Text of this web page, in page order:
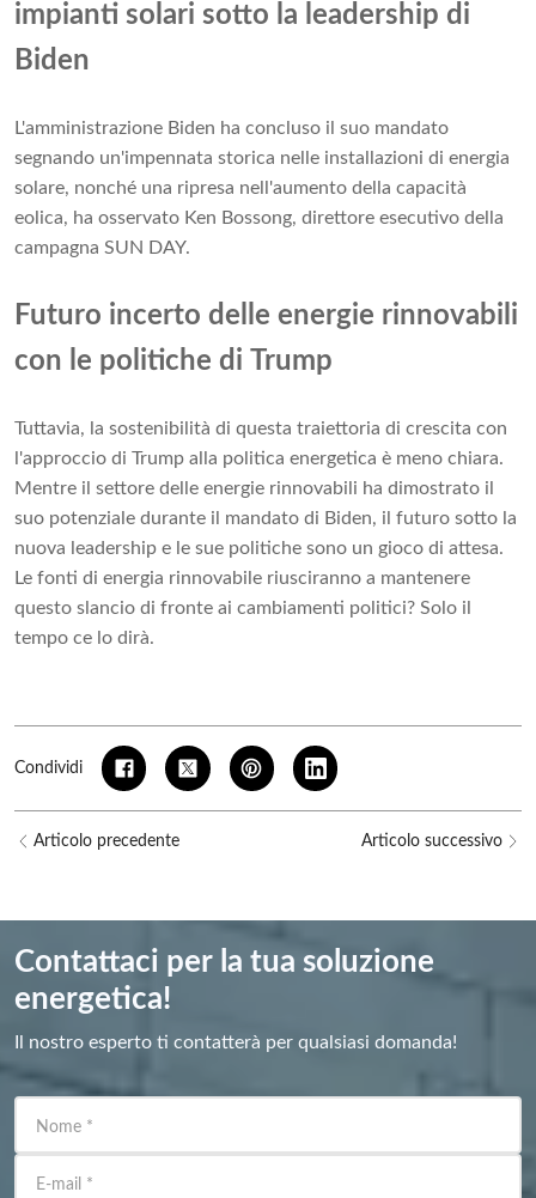
impianti solari sotto la leadership di
Biden
L'amministrazione Biden ha concluso il suo mandato
segnando un'impennata storica nelle installazioni di energia
solare, nonché una ripresa nell'aumento della capacità
eolica, ha osservato Ken Bossong, direttore esecutivo della
campagna SUN DAY.
Futuro incerto delle energie rinnovabili
con le politiche di Trump
Tuttavia, la sostenibilità di questa traiettoria di crescita con
l'approccio di Trump alla politica energetica è meno chiara.
Mentre il settore delle energie rinnovabili ha dimostrato il
suo potenziale durante il mandato di Biden, il futuro sotto la
nuova leadership e le sue politiche sono un gioco di attesa.
Le fonti di energia rinnovabile riusciranno a mantenere
questo slancio di fronte ai cambiamenti politici? Solo il
tempo ce lo dirà.
Condividi
Articolo precedente Articolo successivo
Contattaci per la tua soluzione
energetica!
Il nostro esperto ti contatterà per qualsiasi domanda!
Nome *
E-mail *